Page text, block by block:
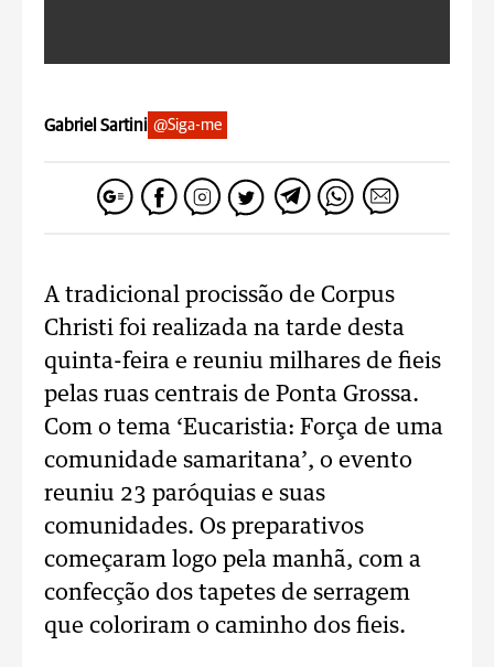
Gabriel Sartini @Siga-me
A tradicional procissão de Corpus
Christi foi realizada na tarde desta
quinta-feira e reuniu milhares de fieis
pelas ruas centrais de Ponta Grossa.
Com o tema ‘Eucaristia: Força de uma
comunidade samaritana’, o evento
reuniu 23 paróquias e suas
comunidades. Os preparativos
começaram logo pela manhã, com a
confecção dos tapetes de serragem
que coloriram o caminho dos fieis.